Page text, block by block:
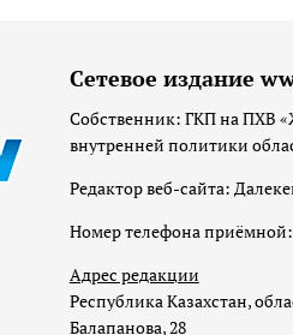
Сетевое издание
Собственник: ГКП на ПХВ
внутренней политики
Редактор веб-сайта:
Номер телефона приёмной:
Адрес редакции
Республика Казахстан,
Балапанова, 28